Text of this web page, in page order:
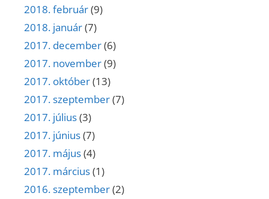
2018. február(9)
2018. január(7)
2017. december(6)
2017. november(9)
2017. október(13)
2017. szeptember(7)
2017. július(3)
2017. június(7)
2017. május(4)
2017. március(1)
2016. szeptember(2)